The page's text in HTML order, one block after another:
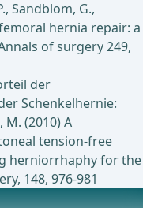
Sandblom, G.,
hernia repair: a
of surgery 249,
der
Schenkelhernie:
M. (2010) A
tension-free
herniorrhaphy for the
148, 976-981